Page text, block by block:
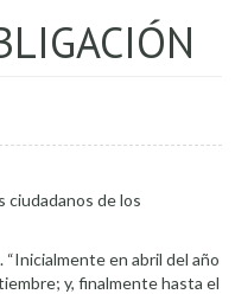
ciudadanos de los
en abril del año
y, finalmente hasta el